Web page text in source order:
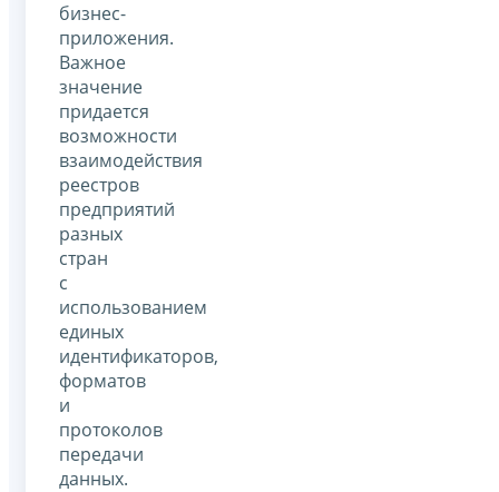
бизнес-
приложения.
Важное
значение
придается
возможности
взаимодействия
реестров
предприятий
разных
стран
с
использованием
единых
идентификаторов,
форматов
и
протоколов
передачи
данных.